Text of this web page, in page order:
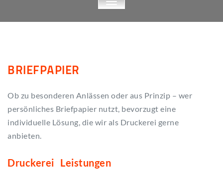
TOGGLE
NAVIGATION
BRIEFPAPIER
Ob zu besonderen Anlässen oder aus Prinzip – wer
persönliches Briefpapier nutzt, bevorzugt eine
individuelle Lösung, die wir als Druckerei gerne
anbieten.
Druckerei Leistungen